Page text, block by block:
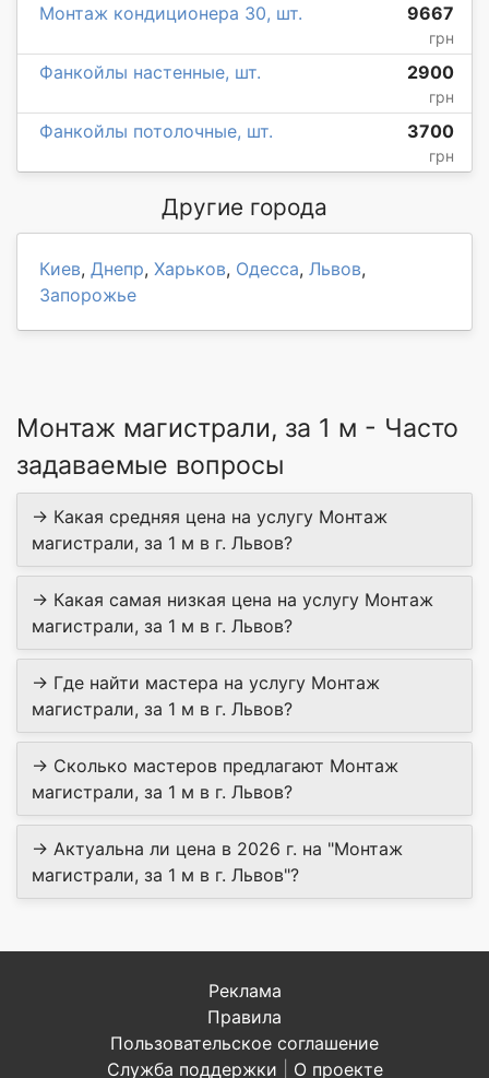
Монтаж кондиционера 30, шт. 9667
грн
Фанкойлы настенные, шт. 2900
грн
Фанкойлы потолочные, шт. 3700
грн
Другие города
Киев, Днепр, Харьков, Одесса, Львов,
Запорожье
Монтаж магистрали, за 1 м - Часто
задаваемые вопросы
→ Какая средняя цена на услугу Монтаж
магистрали, за 1 м в г. Львов?
→ Какая самая низкая цена на услугу Монтаж
магистрали, за 1 м в г. Львов?
→ Где найти мастера на услугу Монтаж
магистрали, за 1 м в г. Львов?
→ Сколько мастеров предлагают Монтаж
магистрали, за 1 м в г. Львов?
→ Актуальна ли цена в 2026 г. на "Монтаж
магистрали, за 1 м в г. Львов"?
Реклама
Правила
Пользовательское соглашение
Служба поддержки
О проекте